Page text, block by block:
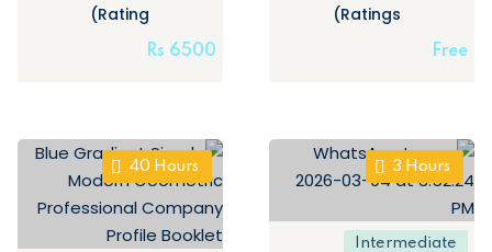
Ratings)
Free
Rating)
6500
Rs
3 Hours
Intermediate
40 Hours